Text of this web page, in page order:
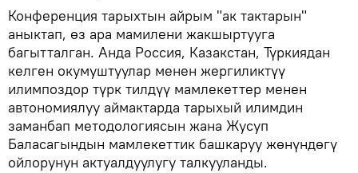
Конференция тарыхтын айрым "ак тактарын"
аныктап, өз ара мамилени жакшыртууга
багытталган. Анда Россия, Казакстан, Түркиядан
келген окумуштуулар менен жергиликтүү
илимпоздор түрк тилдүү мамлекеттер менен
автономиялуу аймактарда тарыхый илимдин
заманбап методологиясын жана Жусуп
Баласагындын мамлекеттик башкаруу жөнүндөгү
ойлорунун актуалдуулугу талкууланды.